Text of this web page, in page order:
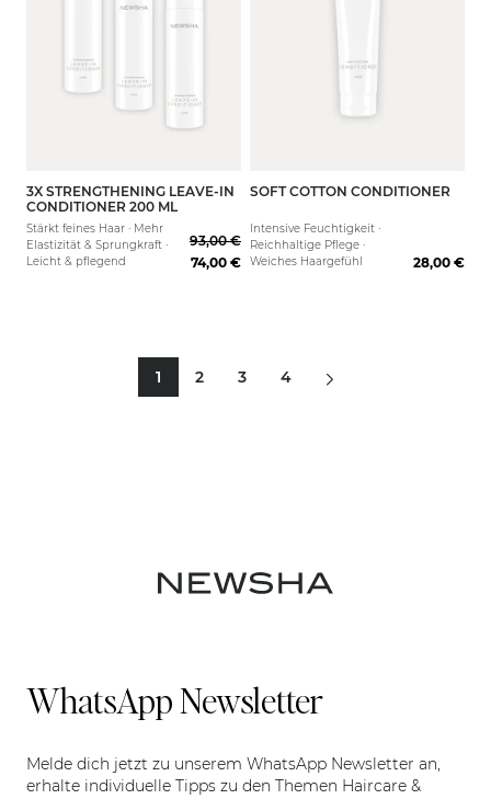
3X STRENGTHENING LEAVE-IN
CONDITIONER 200 ML
Stärkt feines Haar · Mehr
Elastizität & Sprungkraft ·
Leicht & pflegend
93,00 €
74,00 €
50 ml 150 ml
SOFT COTTON CONDITIONER
Intensive Feuchtigkeit ·
Reichhaltige Pflege ·
Weiches Haargefühl
28,00 €
Sie lesen gerade Seite
1 Seite
2 Seite
3 Seite
4
WhatsApp Newsletter
Melde dich jetzt zu unserem WhatsApp Newsletter an,
erhalte individuelle Tipps zu den Themen Haircare &